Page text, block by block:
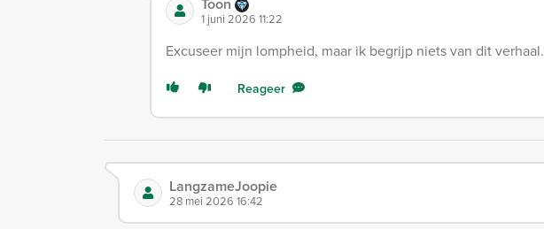
Toon
1 juni 2026 11:22
Excuseer mijn lompheid, maar ik begrijp niets van dit verhaal.
Reageer
LangzameJoopie
28 mei 2026 16:42